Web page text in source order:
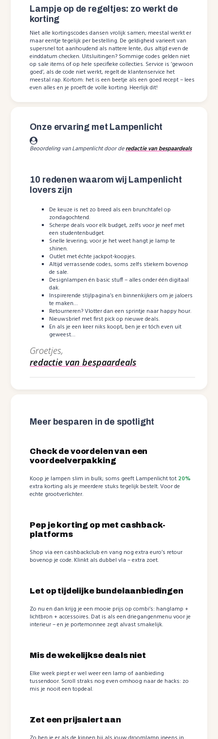
Lampje op de regeltjes: zo werkt de
korting
Niet alle kortingscodes dansen vrolijk samen; meestal werkt er
maar eentje tegelijk per bestelling. De geldigheid varieert van
supersnel tot aanhoudend als nattere lente, dus altijd even de
einddatum checken. Uitsluitingen? Sommige codes gelden niet
op sale items of op hele specifieke collecties. Service is ‘gewoon
goed’, als de code niet werkt, regelt de klantenservice het
meestal rap. Kortom: het is een beetje als een goed recept – lees
even alles en je proeft de volle korting. Heerlijk dit!
Onze ervaring met Lampenlicht
Beoordeling van Lampenlicht door deredactie van bespaardeals
10 redenen waarom wij Lampenlicht
lovers zijn
De keuze is net zo breed als een brunchtafel op
zondagochtend.
Scherpe deals voor elk budget, zelfs voor je neef met
een studentenbudget.
Snelle levering; voor je het weet hangt je lamp te
shinen.
Outlet met échte jackpot-koopjes.
Altijd verrassende codes, soms zelfs stiekem bovenop
de sale.
Designlampen én basic stuff – alles onder één digitaal
dak.
Inspirerende stijlpagina’s en binnenkijkers om je jaloers
te maken…
Retourneren? Vlotter dan een sprintje naar happy hour.
Nieuwsbrief met first pick op nieuwe deals.
En als je een keer niks koopt, ben je er tóch even uit
geweest…
Groetjes,
redactie van bespaardeals
Meer besparen in de spotlight
Check de voordelen van een
voordeelverpakking
Koop je lampen slim in bulk; soms geeft Lampenlicht tot 20%
extra korting als je meerdere stuks tegelijk bestelt. Voor de
echte grootverlichter.
Pep je korting op met cashback-
platforms
Shop via een cashbackclub en vang nog extra euro’s retour
bovenop je code. Klinkt als dubbel vla – extra zoet.
Let op tijdelijke bundelaanbiedingen
Zo nu en dan krijg je een mooie prijs op combi’s: hanglamp +
lichtbron + accessoires. Dat is als een driegangenmenu voor je
interieur – en je portemonnee zegt alvast smakelijk.
Mis de wekelijkse deals niet
Elke week piept er wel weer een lamp of aanbieding
tussendoor. Scroll straks nog even omhoog naar de hacks: zo
mis je nooit een topdeal.
Zet een prijsalert aan